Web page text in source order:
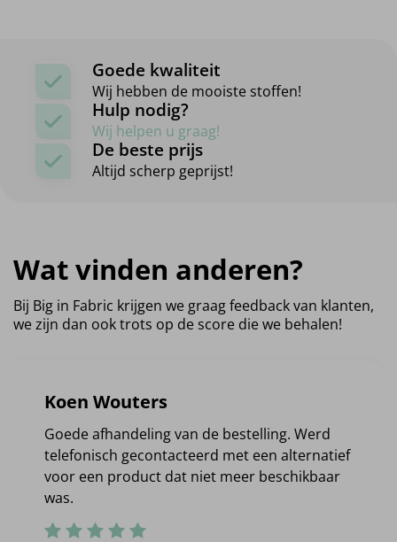
Goede kwaliteit
Wij hebben de mooiste stoffen!
Hulp nodig?
Wij helpen u graag!
De beste prijs
Altijd scherp geprijst!
Wat vinden anderen?
Bij Big in Fabric krijgen we graag feedback van klanten,
we zijn dan ook trots op de score die we behalen!
Koen Wouters
Goede afhandeling van de bestelling. Werd
telefonisch gecontacteerd met een alternatief
voor een product dat niet meer beschikbaar
was.